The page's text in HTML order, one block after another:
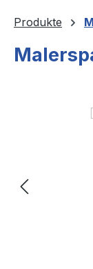
Produkte
Bildergalerie